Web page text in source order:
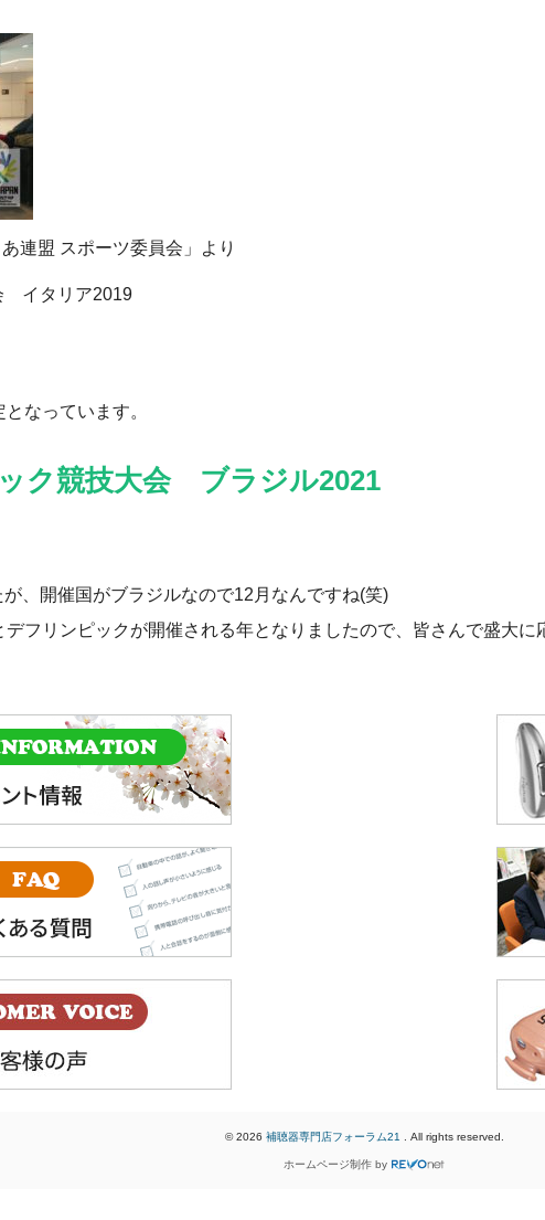
連盟 スポーツ委員会」より
イタリア2019
なっています。
ク競技大会 ブラジル2021
、開催国がブラジルなので12月なんですね(笑)
フリンピックが開催される年となりましたので、皆さんで盛大に
© 2026 補聴器専門店フォーラム21 . All rights reserved.
ホームページ制作by